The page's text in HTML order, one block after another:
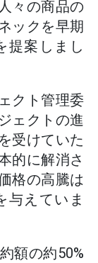
々の商品の
ックを早期
提案しまし
クト管理委
ェクトの進
受けていた
的に解消さ
格の高騰は
与えていま
額の約50%